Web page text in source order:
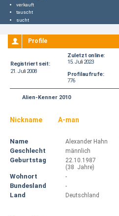
verkauft
tauscht
sucht
Profile
Registriert seit:
21. Juli 2008
Zuletzt online:
15. Juli 2023
Profilaufrufe:
776
Alien-Kenner 2010
Nickname A-man
Name Alexander Hahn
Geschlecht männlich
Geburtstag
22.10.1987
(38 Jahre)
Wohnort -
Bundesland -
Land Deutschland